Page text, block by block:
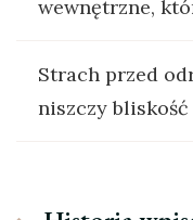
wewnętrzne,
Strach przed
niszczy